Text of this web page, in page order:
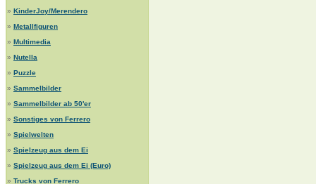
» KinderJoy/Merendero
» Metallfiguren
» Multimedia
» Nutella
» Puzzle
» Sammelbilder
» Sammelbilder ab 50'er
» Sonstiges von Ferrero
» Spielwelten
» Spielzeug aus dem Ei
» Spielzeug aus dem Ei (Euro)
» Trucks von Ferrero